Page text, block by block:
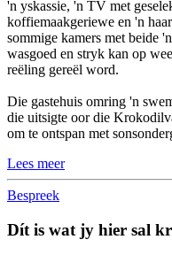
'n yskassie, 'n TV met
koffiemaakgeriewe en 'n
sommige kamers met beide
wasgoed en stryk kan op
reëling gereël word.
Die gastehuis omring 'n
die uitsigte oor die
om te ontspan met
Lees meer
Bespreek
Dít is wat jy hier sal